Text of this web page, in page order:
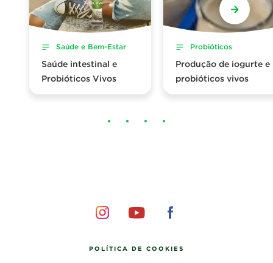
Saúde e Bem-Estar
Saúde intestinal e
Probióticos Vivos
Probióticos
Produção de iogurte e
probióticos vivos
POLÍTICA DE COOKIES